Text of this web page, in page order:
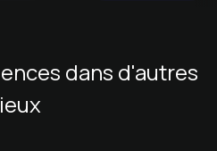
dans d'autres